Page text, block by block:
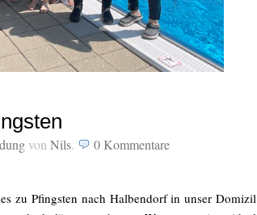
von Nils. 0 Kommentare
zu Pfingsten nach Halbendorf in unser Domizil